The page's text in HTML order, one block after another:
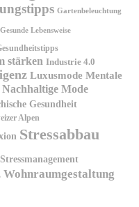
Gartenbeleuchtung
Gesunde Lebensweise
stärken Industrie 4.0
Luxusmode Mentale
Nachhaltige Mode
Gesundheit
Alpen
Stressabbau
Stressmanagement
Wohnraumgestaltung